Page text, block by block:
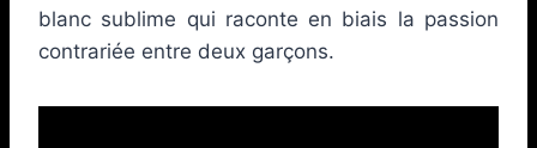
blanc sublime qui raconte en biais la passion
contrariée entre deux garçons.